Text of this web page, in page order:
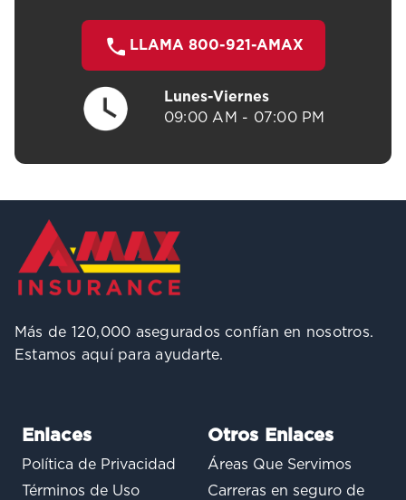
LLAMA 800-921-AMAX
Lunes-Viernes
09:00 AM - 07:00 PM
Más de 120,000 asegurados confían en nosotros.
Estamos aquí para ayudarte.
Enlaces
Política de Privacidad
Términos de Uso
Otros Enlaces
Áreas Que Servimos
Carreras en seguro de